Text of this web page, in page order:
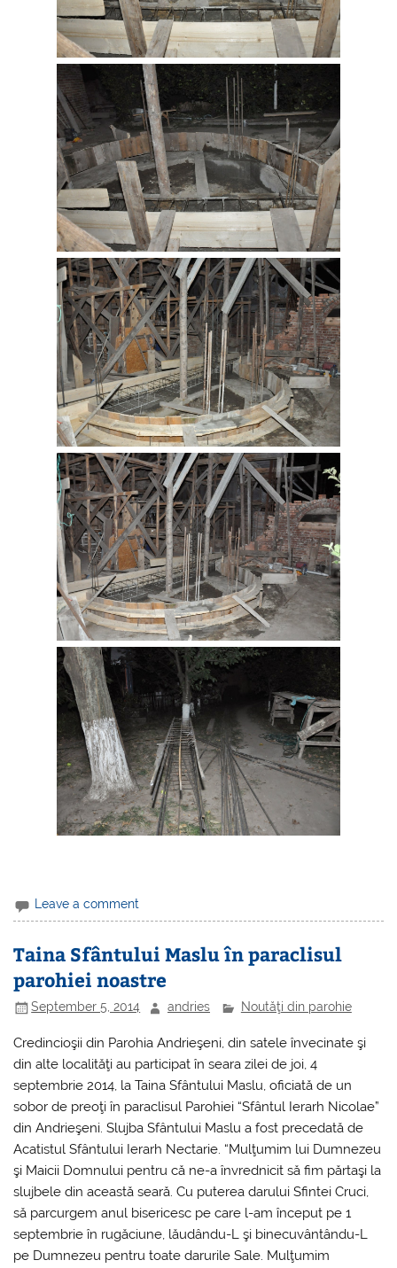
Leave a comment
Taina Sfântului Maslu în paraclisul
parohiei noastre
September 5, 2014 andries Noutăţi din parohie
Credincioşii din Parohia Andrieşeni, din satele învecinate şi
din alte localităţi au participat în seara zilei de joi, 4
septembrie 2014, la Taina Sfântului Maslu, oficiată de un
sobor de preoţi în paraclisul Parohiei “Sfântul Ierarh Nicolae”
din Andrieşeni. Slujba Sfântului Maslu a fost precedată de
Acatistul Sfântului Ierarh Nectarie. “Mulţumim lui Dumnezeu
şi Maicii Domnului pentru că ne-a învrednicit să fim părtaşi la
slujbele din această seară. Cu puterea darului Sfintei Cruci,
să parcurgem anul bisericesc pe care l-am început pe 1
septembrie în rugăciune, lăudându-L şi binecuvântându-L
pe Dumnezeu pentru toate darurile Sale. Mulţumim